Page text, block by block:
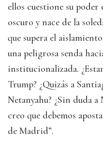
ellos cuestione su poder
oscuro y nace de la
que supera el
una peligrosa senda
institucionalizada.
Trump? ¿Quizás a
Netanyahu? ¿Sin duda
creo que debemos
de Madrid”.